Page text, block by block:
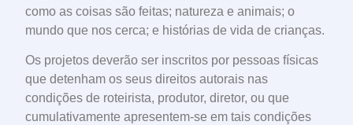
como as coisas são feitas; natureza e animais; o
mundo que nos cerca; e histórias de vida de crianças.
Os projetos deverão ser inscritos por pessoas físicas
que detenham os seus direitos autorais nas
condições de roteirista, produtor, diretor, ou que
cumulativamente apresentem-se em tais condições